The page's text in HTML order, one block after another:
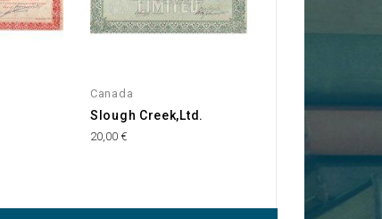
Canada
Slough Creek,Ltd.
20,00 €
La Cie Générale
40,00 €